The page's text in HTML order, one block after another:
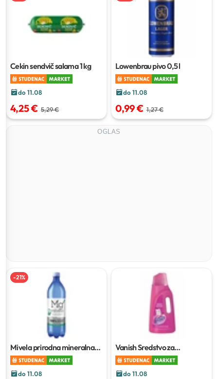
Cekin sendvič salama1 kg
do 11.08
4,25 € 5,29 €
Lowenbrau pivo0,5 l
do 11.08
0,99 € 1,27 €
OGLAS
-21%
Mivela prirodna mineralna
voda0,5 l
do 11.08
Vanish Sredstvo za
odstranjivanje mrlja
do 11.08